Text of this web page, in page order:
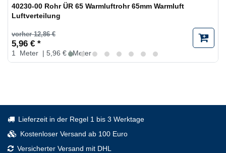
40230-00 Rohr ÜR 65 Warmluftrohr 65mm Warmluft
Luftverteilung
vorher 12,86 €
5,96 € *
1 Meter | 5,96 € / Meter
Lieferzeit in der Regel 1 bis 3 Werktage
Kostenloser Versand ab 100 Euro
Versicherter Versand mit DHL